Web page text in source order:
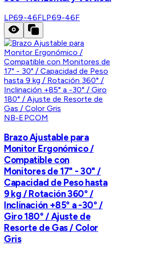
LP69-46FLP69-46F
NB-EPCOM
Brazo Ajustable para
Monitor Ergonómico /
Compatible con
Monitores de 17" - 30" /
Capacidad de Peso hasta
9 kg / Rotación 360° /
Inclinación +85° a -30° /
Giro 180° / Ajuste de
Resorte de Gas / Color
Gris